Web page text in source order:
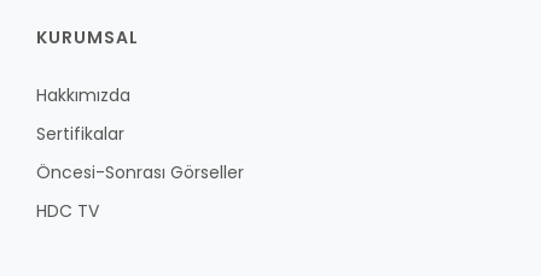
KURUMSAL
Hakkımızda
Sertifikalar
Öncesi-Sonrası Görseller
HDC TV